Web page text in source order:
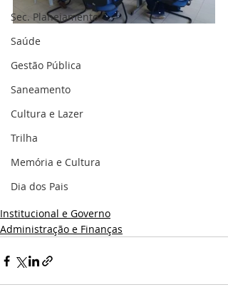
Sec. Planejamento
Saúde
Gestão Pública
Saneamento
Cultura e Lazer
Trilha
Memória e Cultura
Dia dos Pais
Institucional e Governo
Administração e Finanças